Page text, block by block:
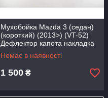
Мухобойка Mazda 3 (седан)
(короткий) (2013>) (VT-52)
Дефлектор капота накладка
Немає в наявності
1 500 ₴